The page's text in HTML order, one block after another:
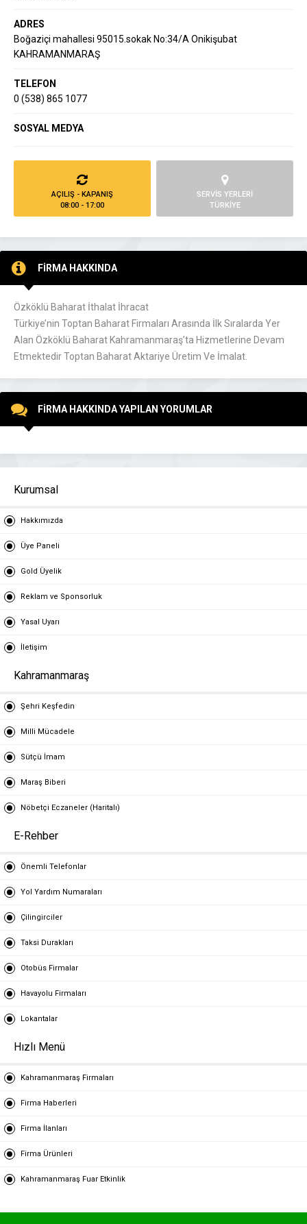
ADRES
Boğaziçi mahallesi 95015.sokak No:34/A Onikişubat
KAHRAMANMARAŞ
TELEFON
0 (538) 865 1077
SOSYAL MEDYA
AÇILIŞ - KAPANIŞ
08:00 - 17:00
SERVİS YERLERİ
TÜRKİYE
FİRMA HAKKINDA
Özköklü Baharat İthalat İhracat
Türkiye’nin Toptan Baharat Firmaları Arasında İlk Sıralarda Yer
Alan Özköklü Baharat Kahramanmaraş’ta Hizmetlerine Devam
Etmektedir Toptan Baharat Aktariye Üretim Ve İmalat.
FİRMA HAKKINDA YAPILAN YORUMLAR
Kurumsal
Hakkımızda
Üye Paneli
Gold Üyelik
Reklam ve Sponsorluk
Yasal Uyarı
İletişim
Kahramanmaraş
Şehri Keşfedin
Milli Mücadele
Sütçü İmam
Maraş Biberi
Nöbetçi Eczaneler (Haritalı)
E-Rehber
Önemli Telefonlar
Yol Yardım Numaraları
Çilingirciler
Taksi Durakları
Otobüs Firmalar
Havayolu Firmaları
Lokantalar
Hızlı Menü
Kahramanmaraş Firmaları
Firma Haberleri
Firma İlanları
Firma Ürünleri
Kahramanmaraş Fuar Etkinlik